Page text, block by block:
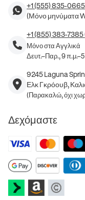
+1 (555) 835-0665
(Μόνο μηνύματα
+1 (855) 383-7385
Μόνο στα Αγγλικά
Δευτ.–Παρ., 9
9245 Laguna
Ελκ Γκρόουβ,
(Παρακαλώ, όχι
Δεχόμαστε